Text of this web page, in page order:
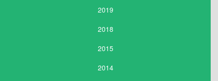
2019
2018
2015
2014